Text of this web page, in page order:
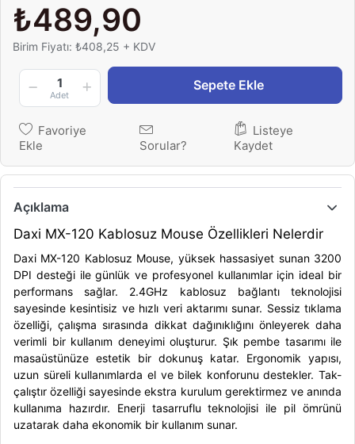
₺489,90
Birim Fiyatı: ₺408,25 + KDV
1
Adet
Sepete Ekle
Favoriye
Ekle
Sorular?
Listeye
Kaydet
Açıklama
Daxi MX-120 Kablosuz Mouse Özellikleri Nelerdir
Daxi MX-120 Kablosuz Mouse, yüksek hassasiyet sunan 3200
DPI desteği ile günlük ve profesyonel kullanımlar için ideal bir
performans sağlar. 2.4GHz kablosuz bağlantı teknolojisi
sayesinde kesintisiz ve hızlı veri aktarımı sunar. Sessiz tıklama
özelliği, çalışma sırasında dikkat dağınıklığını önleyerek daha
verimli bir kullanım deneyimi oluşturur. Şık pembe tasarımı ile
masaüstünüze estetik bir dokunuş katar. Ergonomik yapısı,
uzun süreli kullanımlarda el ve bilek konforunu destekler. Tak-
çalıştır özelliği sayesinde ekstra kurulum gerektirmez ve anında
kullanıma hazırdır. Enerji tasarruflu teknolojisi ile pil ömrünü
uzatarak daha ekonomik bir kullanım sunar.